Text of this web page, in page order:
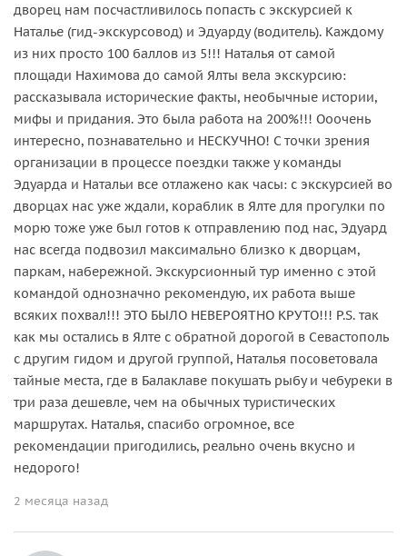
дворец нам посчастливилось попасть с экскурсией к
Наталье (гид-экскурсовод) и Эдуарду (водитель). Каждому
из них просто 100 баллов из 5!!! Наталья от самой
площади Нахимова до самой Ялты вела экскурсию:
рассказывала исторические факты, необычные истории,
мифы и придания. Это была работа на 200%!!! Ооочень
интересно, познавательно и НЕСКУЧНО! С точки зрения
организации в процессе поездки также у команды
Эдуарда и Натальи все отлажено как часы: с экскурсией во
дворцах нас уже ждали, кораблик в Ялте для прогулки по
морю тоже уже был готов к отправлению под нас, Эдуард
нас всегда подвозил максимально близко к дворцам,
паркам, набережной. Экскурсионный тур именно с этой
командой однозначно рекомендую, их работа выше
всяких похвал!!! ЭТО БЫЛО НЕВЕРОЯТНО КРУТО!!! P.S. так
как мы остались в Ялте с обратной дорогой в Севастополь
с другим гидом и другой группой, Наталья посоветовала
тайные места, где в Балаклаве покушать рыбу и чебуреки в
три раза дешевле, чем на обычных туристических
маршрутах. Наталья, спасибо огромное, все
рекомендации пригодились, реально очень вкусно и
недорого!
2 месяца назад